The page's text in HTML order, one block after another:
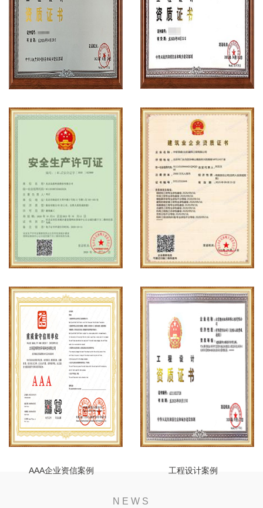
工程设计资质案例 工程设计资质案例
安全生产许可证案例 建筑企业资质案例
AAA企业资信案例 工程设计案例
NEWS